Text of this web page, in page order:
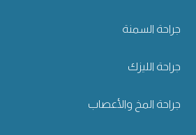
جراحة السمنة
جراحة الليزك
جراحة المخ والأعصاب